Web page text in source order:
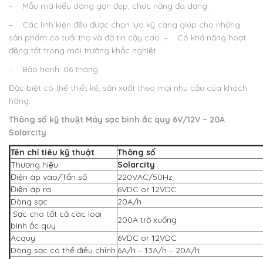
– Mẫu mã kiểu dáng gọn đẹp, chức năng đa dạng.
– Các linh kiện đều được chọn lựa kỹ càng giúp cho những
sản phẩm có tuổi thọ và độ tin cậy cao. – Có khả năng hoạt
động tốt trong môi trường khắc nghiệt.
– Bảo hành: 06 tháng
Đặc biệt có thể thiết kế, sản xuất theo mọi nhu cầu của khách
hàng.
Thông số kỹ thuật Máy sạc bình ắc quy 6V/12V – 20A
Solarcity
Tên chỉ tiêu kỹ thuật
Thông số
Thương hiệu
Solarcity
Điện áp vào/Tần số
220VAC/50Hz
Điện áp ra
6VDC or 12VDC
Dòng sạc
20A/h
Sạc cho tất cả các loại
bình ắc quy
200A trở xuống
Acquy
6VDC or 12VDC
Dòng sạc có thể điều chỉnh 6A/h – 13A/h – 20A/h